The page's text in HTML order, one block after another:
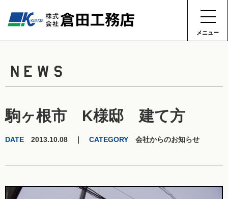
メニュー
NEWS
駒ヶ根市 K様邸 建て方
DATE 2013.10.08 ｜ CATEGORY 会社からのお知らせ